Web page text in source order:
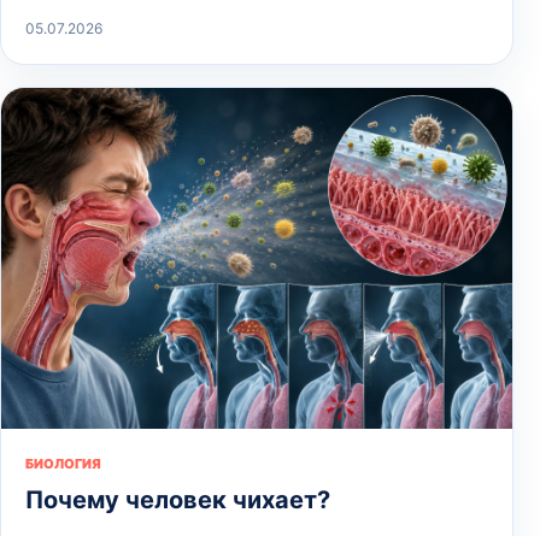
05.07.2026
БИОЛОГИЯ
Почему человек чихает?